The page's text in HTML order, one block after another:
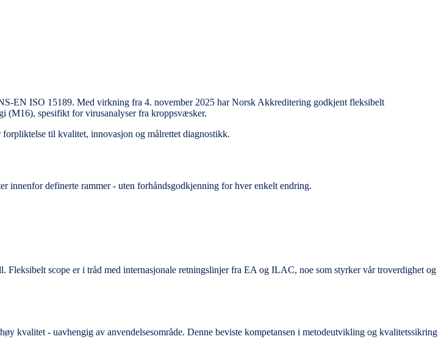
EN ISO 15189. Med virkning fra 4. november 2025 har Norsk Akkreditering godkjent fleksibelt
(M16), spesifikt for virusanalyser fra kroppsvæsker.
til kvalitet, innovasjon og målrettet diagnostikk.
innenfor definerte rammer - uten forhåndsgodkjenning for hver enkelt endring.
scope er i tråd med internasjonale retningslinjer fra EA og ILAC, noe som styrker vår troverdighet og
kvalitet - uavhengig av anvendelsesområde. Denne beviste kompetansen i metodeutvikling og kvalitetssikring